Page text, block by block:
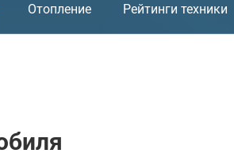
Отопление Рейтинги техники